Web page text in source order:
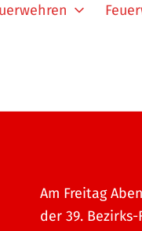
Am Freitag
der 39.